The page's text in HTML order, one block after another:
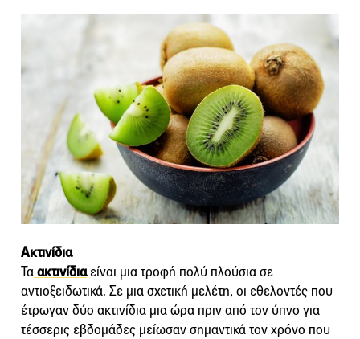
Ακτινίδια
Ταακτινίδιαείναι μια τροφή πολύ πλούσια σε
αντιοξειδωτικά. Σε μια σχετική μελέτη, οι εθελοντές που
έτρωγαν δύο ακτινίδια μια ώρα πριν από τον ύπνο για
τέσσερις εβδομάδες μείωσαν σημαντικά τον χρόνο που